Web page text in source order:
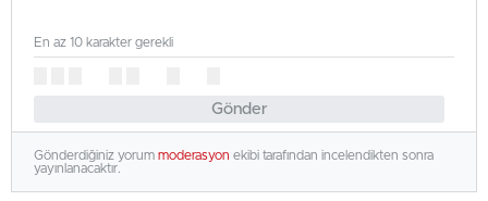
Gönder
En az 10 karakter gerekli
Gönderdiğiniz yorum moderasyon ekibi tarafından incelendikten sonra
yayınlanacaktır.